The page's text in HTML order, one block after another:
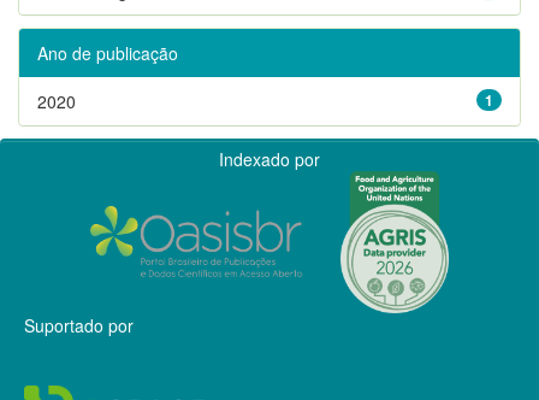
Ano de publicação
1
2020
Indexado por
Suportado por